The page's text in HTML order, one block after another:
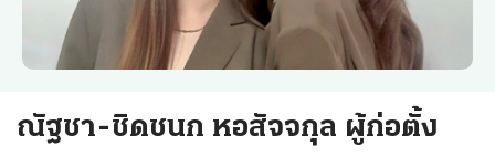
ณัฐชา-ชิดชนก หอสัจจกุล ผู้ก่อตั้ง